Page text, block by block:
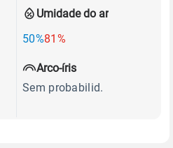
Umidade do ar
50%81%
Arco-íris
Sem probabilid.